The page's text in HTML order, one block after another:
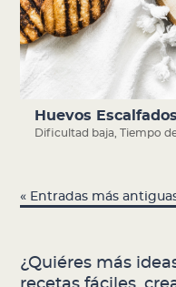
Huevos
Dificultad baja, Tiempo
« Entradas más
¿Quiéres más